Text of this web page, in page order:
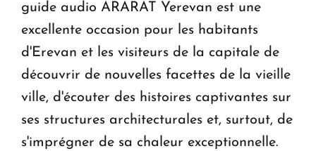
guide audio ARARAT Yerevan est une
excellente occasion pour les habitants
d'Erevan et les visiteurs de la capitale de
découvrir de nouvelles facettes de la vieille
ville, d'écouter des histoires captivantes sur
ses structures architecturales et, surtout, de
s'imprégner de sa chaleur exceptionnelle.